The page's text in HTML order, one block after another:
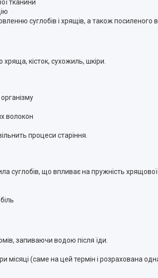
тканини
суглобів і хрящів, а також посиленого
кісток, сухожиль, шкіри.
волокон
процеси старіння.
суглобів, що впливає на пружність хрящової
запиваючи водою після їди.
місяці (саме на цей термін і розрахована